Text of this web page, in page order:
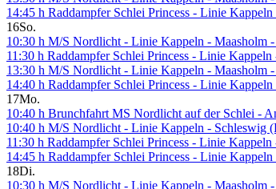
14:45 h Raddampfer Schlei Princess - Linie
16So.
10:30 h M/S Nordlicht - Linie Kappeln - Maasholm
11:30 h Raddampfer Schlei Princess - Linie
13:30 h M/S Nordlicht - Linie Kappeln - Maasholm
14:40 h Raddampfer Schlei Princess - Linie
17Mo.
10:40 h Brunchfahrt MS Nordlicht auf der Schlei -
10:40 h M/S Nordlicht - Linie Kappeln - Schleswig
11:30 h Raddampfer Schlei Princess - Linie
14:45 h Raddampfer Schlei Princess - Linie
18Di.
10:30 h M/S Nordlicht - Linie Kappeln - Maasholm